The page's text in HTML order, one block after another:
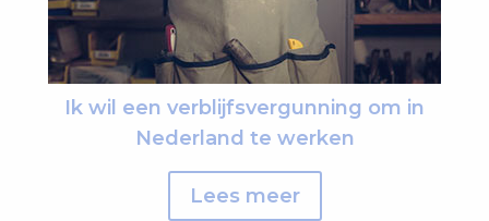
Ik wil een verblijfsvergunning om in
Nederland te werken
Lees meer